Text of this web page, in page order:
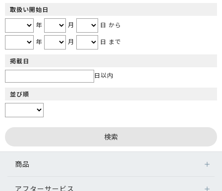
取扱い開始日
年
月
日 から
年
月 日 まで
掲載日
日以内
並び順
商品
アフターサービス